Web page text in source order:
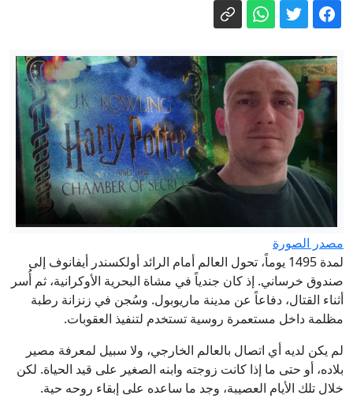
5 أسئلة حول اتفاقية مكة.. هل تمثل نواة
"روساتوم" تبدأ في إعادة موظفيها إلى
محطة "بوشهر" النووية في إيران
وسط موجة الحر.. أهالي كاليفورنيا
يتوجهون إلى الأنهار رغم مخاطر المياه
كيف تحولت الخرائط الانتخابية الجديدة
بأمريكا لوقود يحرك الناخبين السود؟
تصل إلى مليون دينار.. مرور أربيل تعلن
تفاصيل ورسوم تظليل زجاج السيارات
مصدر الصورة
لمدة 1495 يوماً، تحول العالم أمام الرائد أولكسندر أيفانوف إلى
صندوق خرساني. إذ كان جندياً في مشاة البحرية الأوكرانية، ثم أُسر
أثناء القتال، دفاعاً عن مدينة ماريوبول. وسُجن في زنزانة رطبة
مظلمة داخل مستعمرة روسية تستخدم لتنفيذ العقوبات.
لم يكن لديه أي اتصال بالعالم الخارجي، ولا سبيل لمعرفة مصير
بلاده، أو حتى ما إذا كانت زوجته وابنه الصغير على قيد الحياة. لكن
خلال تلك الأيام العصيبة، وجد ما ساعده على إبقاء روحه حية.